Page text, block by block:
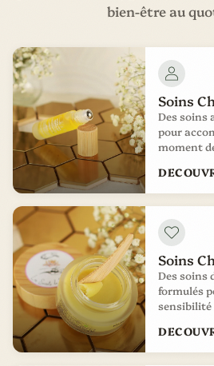
bien-être au
Soins
Des soins
pour
moment
Soins
Des soins
formulés
sensibilité